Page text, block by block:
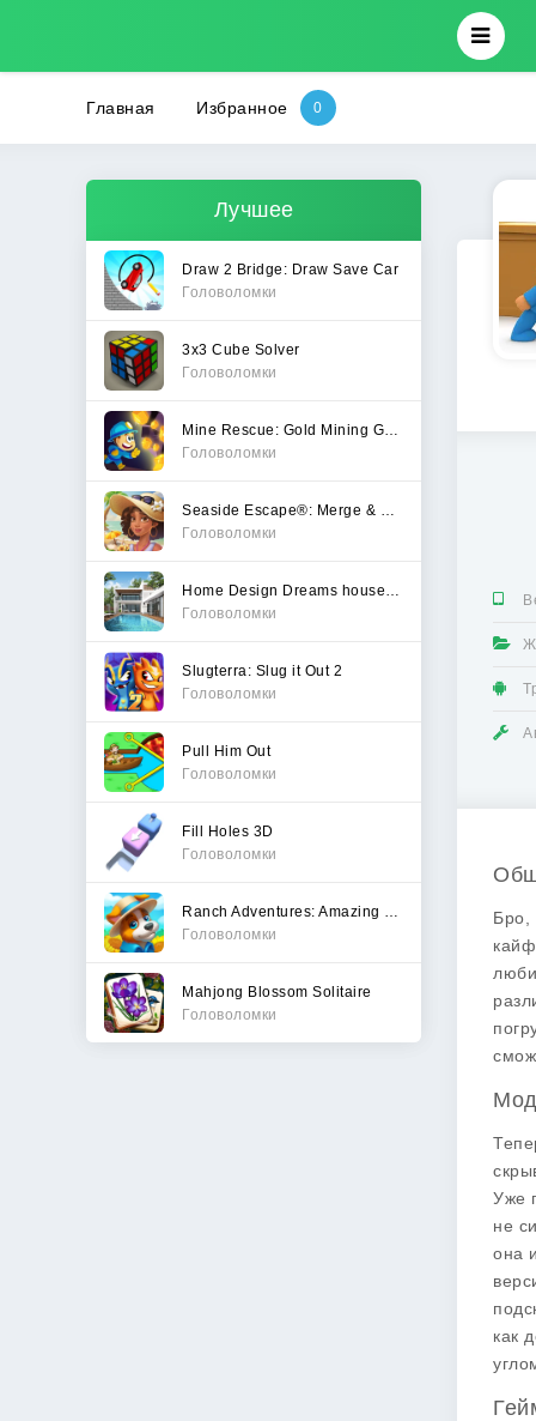
Главная Избранное
Лучшее
Draw 2 Bridge: Draw Save Car
Головоломки
3x3 Cube Solver
Головоломки
Головоломки
Головоломки
Головоломки
Slugterra: Slug it Out 2
Головоломки
Pull Him Out
Головоломки
Fill Holes 3D
Головоломки
Головоломки
Mahjong Blossom Solitaire
Головоломки
Бро,
Уже
не
она
как